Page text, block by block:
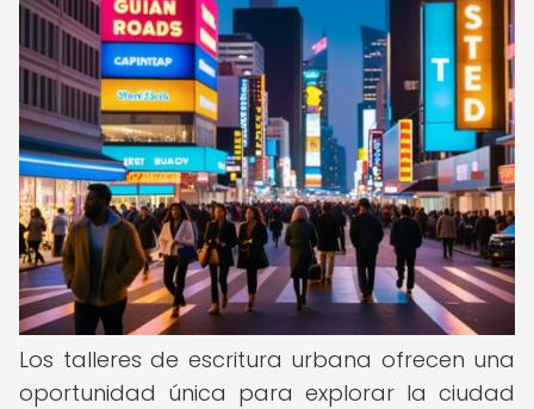
Los talleres de escritura urbana ofrecen una
oportunidad única para explorar la ciudad